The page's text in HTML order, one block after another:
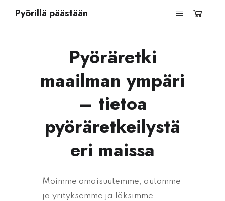
Pyörillä päästään
Pyöräretki
maailman ympäri
– tietoa
pyöräretkeilystä
eri maissa
Möimme omaisuutemme, automme
ja yrityksemme ja läksimme